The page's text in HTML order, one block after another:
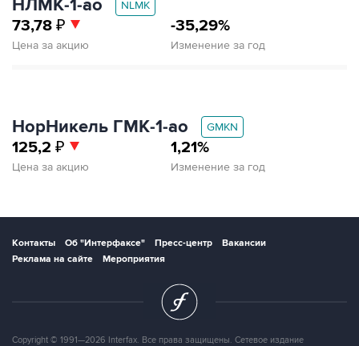
НЛМК‑1‑ао NLMK
73,78 ₽
Цена за акцию
-35,29%
Изменение за год
НорНикель ГМК‑1‑ао GMKN
125,2 ₽
Цена за акцию
1,21%
Изменение за год
Контакты Об "Интерфаксе" Пресс-центр
Вакансии
Реклама на сайте
Мероприятия
Copyright © 1991—2026 Interfax. Все права защищены. Сетевое издание